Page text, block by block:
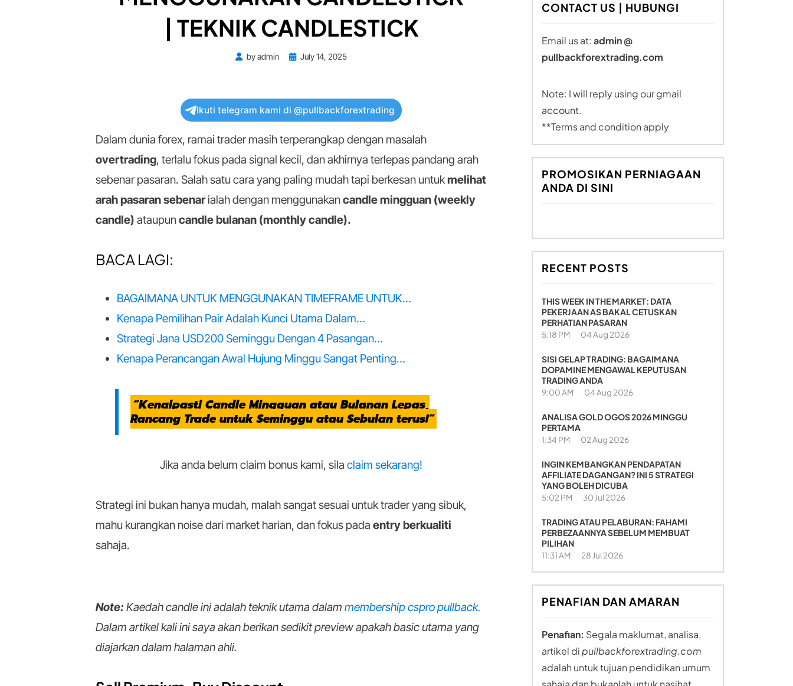
| TEKNIK CANDLESTICK
byadmin
PostedJuly 14, 2025
Ikuti telegram kami di @pullbackforextrading
Dalam dunia forex, ramai trader masih terperangkap dengan masalah
overtrading, terlalu fokus pada signal kecil, dan akhirnya terlepas pandang arah
sebenar pasaran. Salah satu cara yang paling mudah tapi berkesan untukmelihat
arah pasaran sebenarialah dengan menggunakancandle mingguan (weekly
candle) ataupuncandle bulanan (monthly candle).
BACA LAGI:
BAGAIMANA UNTUK MENGGUNAKAN TIMEFRAME UNTUK…
Kenapa Pemilihan Pair Adalah Kunci Utama Dalam…
Strategi Jana USD200 Seminggu Dengan 4 Pasangan…
Kenapa Perancangan Awal Hujung Minggu Sangat Penting…
“Kenalpasti Candle Mingguan atau Bulanan Lepas,
Rancang Trade untuk Seminggu atau Sebulan terus!”
Jika anda belum claim bonus kami, silaclaim sekarang!
Strategi ini bukan hanya mudah, malah sangat sesuai untuk trader yang sibuk,
mahu kurangkan noise dari market harian, dan fokus pada entry berkualiti
sahaja.
Note: Kaedah candle ini adalah teknik utama dalam membership cspro pullback.
Dalam artikel kali ini saya akan berikan sedikit preview apakah basic utama yang
diajarkan dalam halaman ahli.
CONTACT US | HUBUNGI
Email us at: admin @
pullbackforextrading.com
Note: I will reply using our gmail
account.
**Terms and condition apply
PROMOSIKAN PERNIAGAAN
ANDA DI SINI
RECENT POSTS
THIS WEEK IN THE MARKET: DATA
PEKERJAAN AS BAKAL CETUSKAN
PERHATIAN PASARAN
5:18 PM 04 Aug 2026
SISI GELAP TRADING: BAGAIMANA
DOPAMINE MENGAWAL KEPUTUSAN
TRADING ANDA
9:00 AM 04 Aug 2026
ANALISA GOLD OGOS 2026 MINGGU
PERTAMA
1:34 PM 02 Aug 2026
INGIN KEMBANGKAN PENDAPATAN
AFFILIATE DAGANGAN? INI 5 STRATEGI
YANG BOLEH DICUBA
5:02 PM 30 Jul 2026
TRADING ATAU PELABURAN: FAHAMI
PERBEZAANNYA SEBELUM MEMBUAT
PILIHAN
11:31 AM 28 Jul 2026
PENAFIAN DAN AMARAN
Penafian: Segala maklumat, analisa,
artikel dipullbackforextrading.com
adalah untuk tujuan pendidikan umum